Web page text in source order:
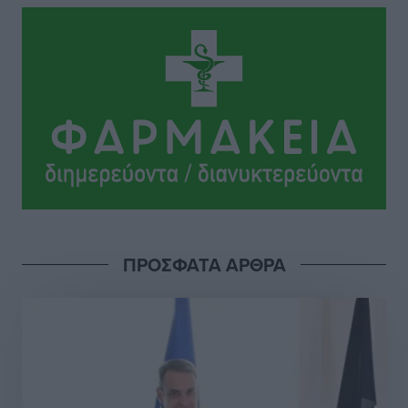
ΠΑΜΕ ΣΤΟΙΧΗΜΑ: Περισσότερα από 95 εκατομμύρια
ευρώ σε κέρδη μοίρασε τον Ιούλιο
Αθλητικά• πριν 9 ώρες
Ολοκλήρωση του έργου αναβάθμισης των
Γ.Σ. Διαγόρας: Στα «κυανέρυθρα» ο Janni Pembe
Σύλληψη 21χρονου για ναρκωτικά στη Ρόδο
πριν 11 ώρες
ΠΡΟΣΦΑΤΑ ΑΡΘΡΑ